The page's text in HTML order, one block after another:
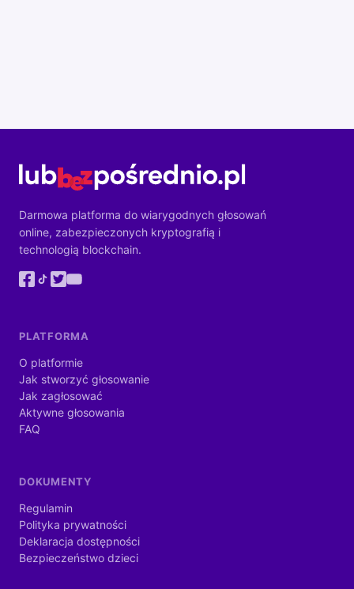
Darmowa platforma do wiarygodnych głosowań
online, zabezpieczonych kryptografią i
technologią blockchain.
PLATFORMA
O platformie
Jak stworzyć głosowanie
Jak zagłosować
Aktywne głosowania
FAQ
DOKUMENTY
Regulamin
Polityka prywatności
Deklaracja dostępności
Bezpieczeństwo dzieci